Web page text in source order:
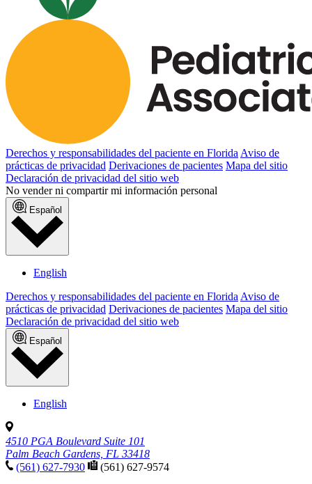
Derechos y responsabilidades del paciente en FloridaAviso de
prácticas de privacidad Derivaciones de pacientes Mapa del sitio
Declaración de privacidad del sitio web
No vender ni compartir mi información personal
Español
English
Derechos y responsabilidades del paciente en Florida Aviso de
prácticas de privacidad Derivaciones de pacientes Mapa del sitio
Declaración de privacidad del sitio web
Español
English
4510 PGA Boulevard Suite 101
Palm Beach Gardens, FL 33418
(561) 627-7930
(561) 627-9574